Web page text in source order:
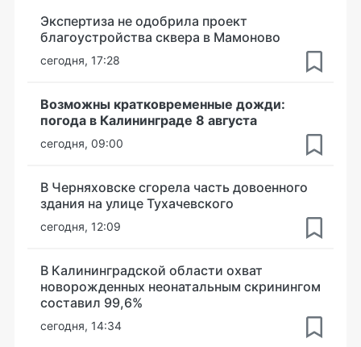
Экспертиза не одобрила проект
благоустройства сквера в Мамоново
сегодня, 17:28
Возможны кратковременные дожди:
погода в Калининграде 8 августа
сегодня, 09:00
В Черняховске сгорела часть довоенного
здания на улице Тухачевского
сегодня, 12:09
В Калининградской области охват
новорожденных неонатальным скринингом
составил 99,6%
сегодня, 14:34